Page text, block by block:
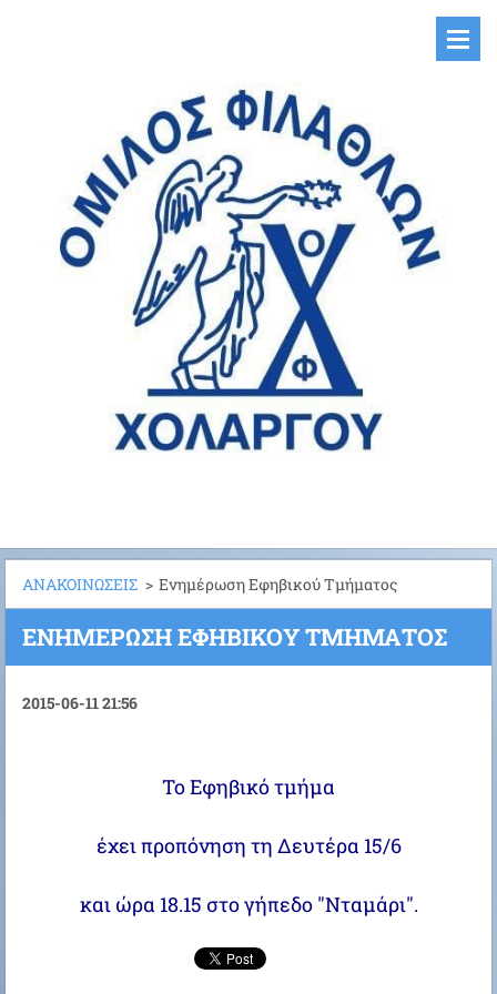
ΑΝΑΚΟΙΝΩΣΕΙΣ > Ενημέρωση Εφηβικού Τμήματος
ΕΝΗΜΈΡΩΣΗ ΕΦΗΒΙΚΟΎ ΤΜΉΜΑΤΟΣ
2015-06-11 21:56
Το Εφηβικό τμήμα
έχει προπόνηση τη Δευτέρα 15/6
και ώρα 18.15 στο γήπεδο "Νταμάρι".